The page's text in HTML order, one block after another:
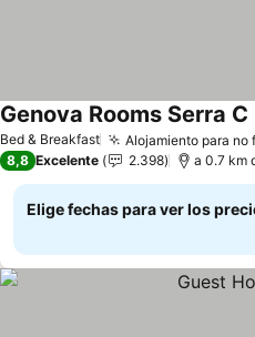
Bed & Breakfast Alojamiento para no
Genova Rooms Serra C
8,8 Excelente 2.398 a 0.7 km
Elige fechas para ver los